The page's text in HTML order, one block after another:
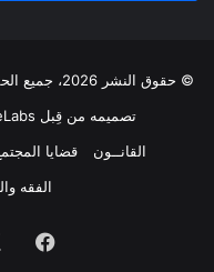
© حقوق النشر 2026، جميع الحقوق محفوظة |
تصميمه من قِبل TieLabs
القانــون
قضايا
الفقه